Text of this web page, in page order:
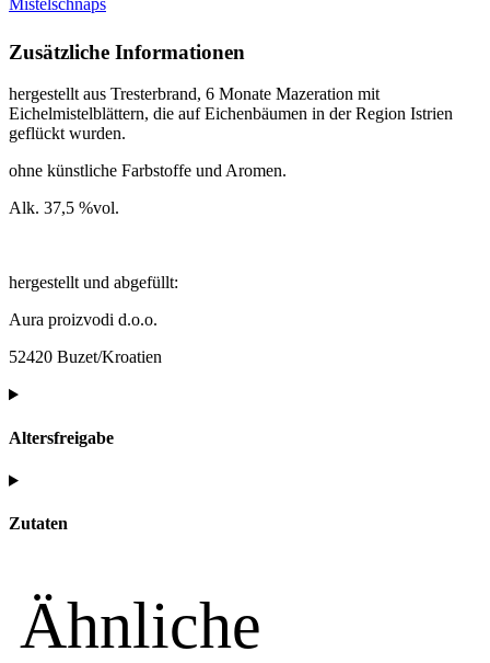
Zusätzliche Informationen
hergestellt aus Tresterbrand, 6 Monate Mazeration mit
Eichelmistelblättern, die auf Eichenbäumen in der Region Istrien
geflückt wurden.
ohne künstliche Farbstoffe und Aromen.
Alk. 37,5 %vol.
hergestellt und abgefüllt:
Aura proizvodi d.o.o.
52420 Buzet/Kroatien
Altersfreigabe
Zutaten
Ähnliche